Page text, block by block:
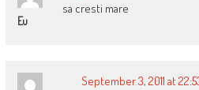
Eu
sa cresti mare
September 3, 2011 at